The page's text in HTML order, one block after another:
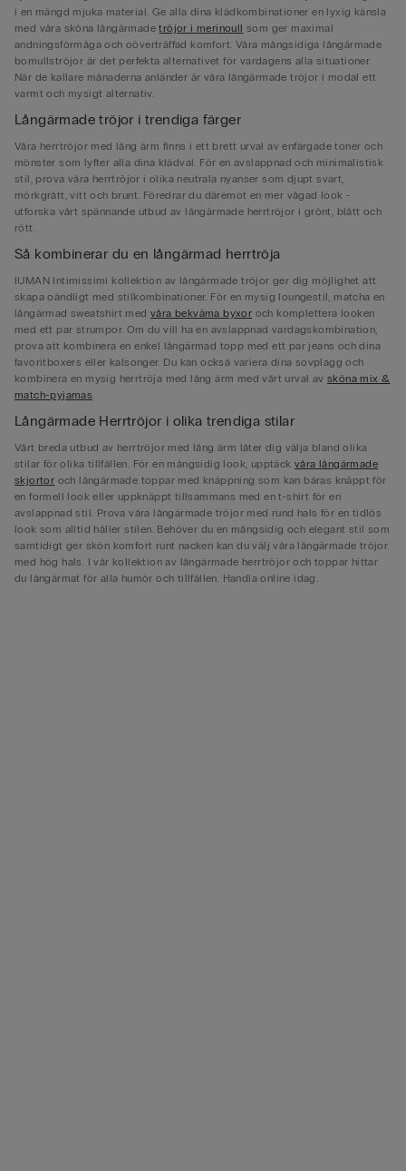
i en mängd mjuka material. Ge alla dina klädkombinationer en lyxig känsla
med våra sköna långärmadetröjor i merinoull som ger maximal
andningsförmåga och oöverträffad komfort. Våra mångsidiga långärmade
bomullströjor är det perfekta alternativet för vardagens alla situationer.
När de kallare månaderna anländer är våra långärmade tröjor i modal ett
varmt och mysigt alternativ.
Långärmade tröjor i trendiga färger
Våra herrtröjor med lång ärm finns i ett brett urval av enfärgade toner och
mönster som lyfter alla dina klädval. För en avslappnad och minimalistisk
stil, prova våra herrtröjor i olika neutrala nyanser som djupt svart,
mörkgrått, vitt och brunt. Föredrar du däremot en mer vågad look -
utforska vårt spännande utbud av långärmade herrtröjor i grönt, blått och
rött.
Så kombinerar du en långärmad herrtröja
IUMAN Intimissimi kollektion av långärmade tröjor ger dig möjlighet att
skapa oändligt med stilkombinationer. För en mysig loungestil, matcha en
långärmad sweatshirt med våra bekväma byxor och komplettera looken
med ett par strumpor. Om du vill ha en avslappnad vardagskombination,
prova att kombinera en enkel långärmad topp med ett par jeans och dina
favoritboxers eller kalsonger. Du kan också variera dina sovplagg och
kombinera en mysig herrtröja med lång ärm med vårt urval av sköna mix &
match-pyjamas
Långärmade Herrtröjor i olika trendiga stilar
Vårt breda utbud av herrtröjor med lång ärm låter dig välja bland olika
stilar för olika tillfällen. För en mångsidig look, upptäck våra långärmade
skjortor och långärmade toppar med knäppning som kan bäras knäppt för
en formell look eller uppknäppt tillsammans med en t-shirt för en
avslappnad stil. Prova våra långärmade tröjor med rund hals för en tidlös
look som alltid håller stilen. Behöver du en mångsidig och elegant stil som
samtidigt ger skön komfort runt nacken kan du välj våra långärmade tröjor
med hög hals. I vår kollektion av långärmade herrtröjor och toppar hittar
du långärmat för alla humör och tillfällen. Handla online idag.